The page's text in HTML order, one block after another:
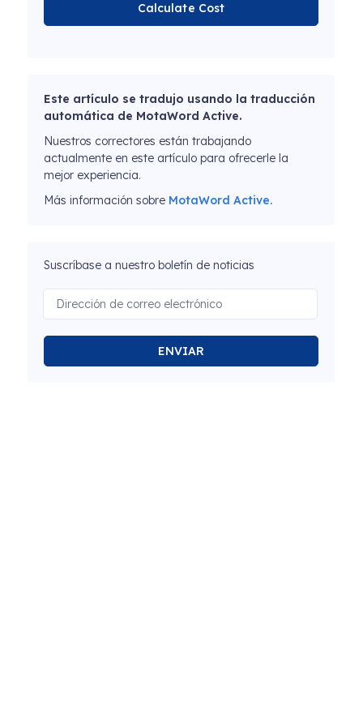
Calculate Cost
Este artículo se tradujo usando la traducción
automática de MotaWord Active.
Nuestros correctores están trabajando
actualmente en este artículo para ofrecerle la
mejor experiencia.
Más información sobre MotaWord Active.
Suscríbase a nuestro boletín de noticias
ENVIAR